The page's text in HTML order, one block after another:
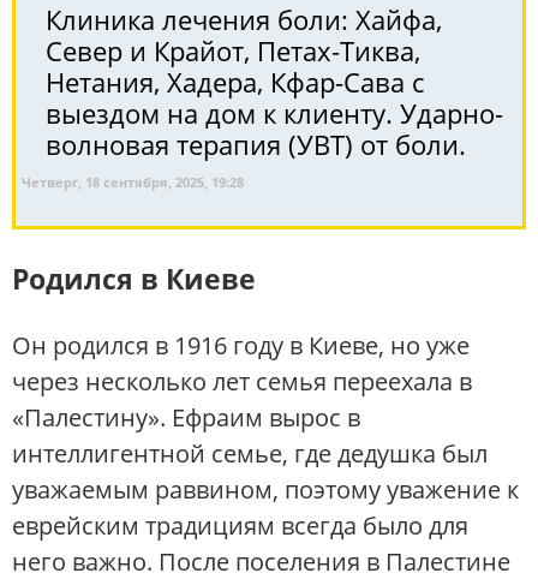
Клиника лечения боли: Хайфа,
Север и Крайот, Петах-Тиква,
Нетания, Хадера, Кфар-Сава с
выездом на дом к клиенту. Ударно-
волновая терапия (УВТ) от боли.
Четверг, 18 сентября, 2025, 19:28
Родился в Киеве
Он родился в 1916 году в Киеве, но уже
через несколько лет семья переехала в
«Палестину». Ефраим вырос в
интеллигентной семье, где дедушка был
уважаемым раввином, поэтому уважение к
еврейским традициям всегда было для
него важно. После поселения в Палестине